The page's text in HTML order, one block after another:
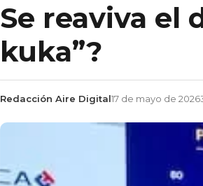
Se reaviva el
kuka”?
Redacción Aire Digital17 de mayo de 2026